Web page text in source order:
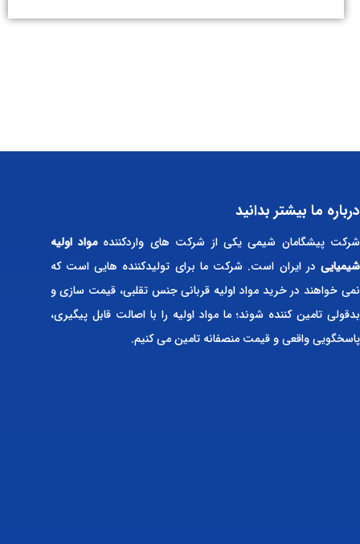
درباره ما بیشتر بدانید
شرکت پیشگامان شیمی یکی از شرکت های واردکنندهمواد اولیه
شیمیایی در ایران است. شرکت ما برای تولیدکننده هایی است که
نمی خواهند در خرید مواد اولیه قربانی جنس تقلبی، قیمت سازی و
بدقولی تامین کننده شوند؛ ما مواد اولیه را با اصالت قابل پیگیری،
پاسخگویی واقعی و قیمت منصفانه تامین می کنیم.